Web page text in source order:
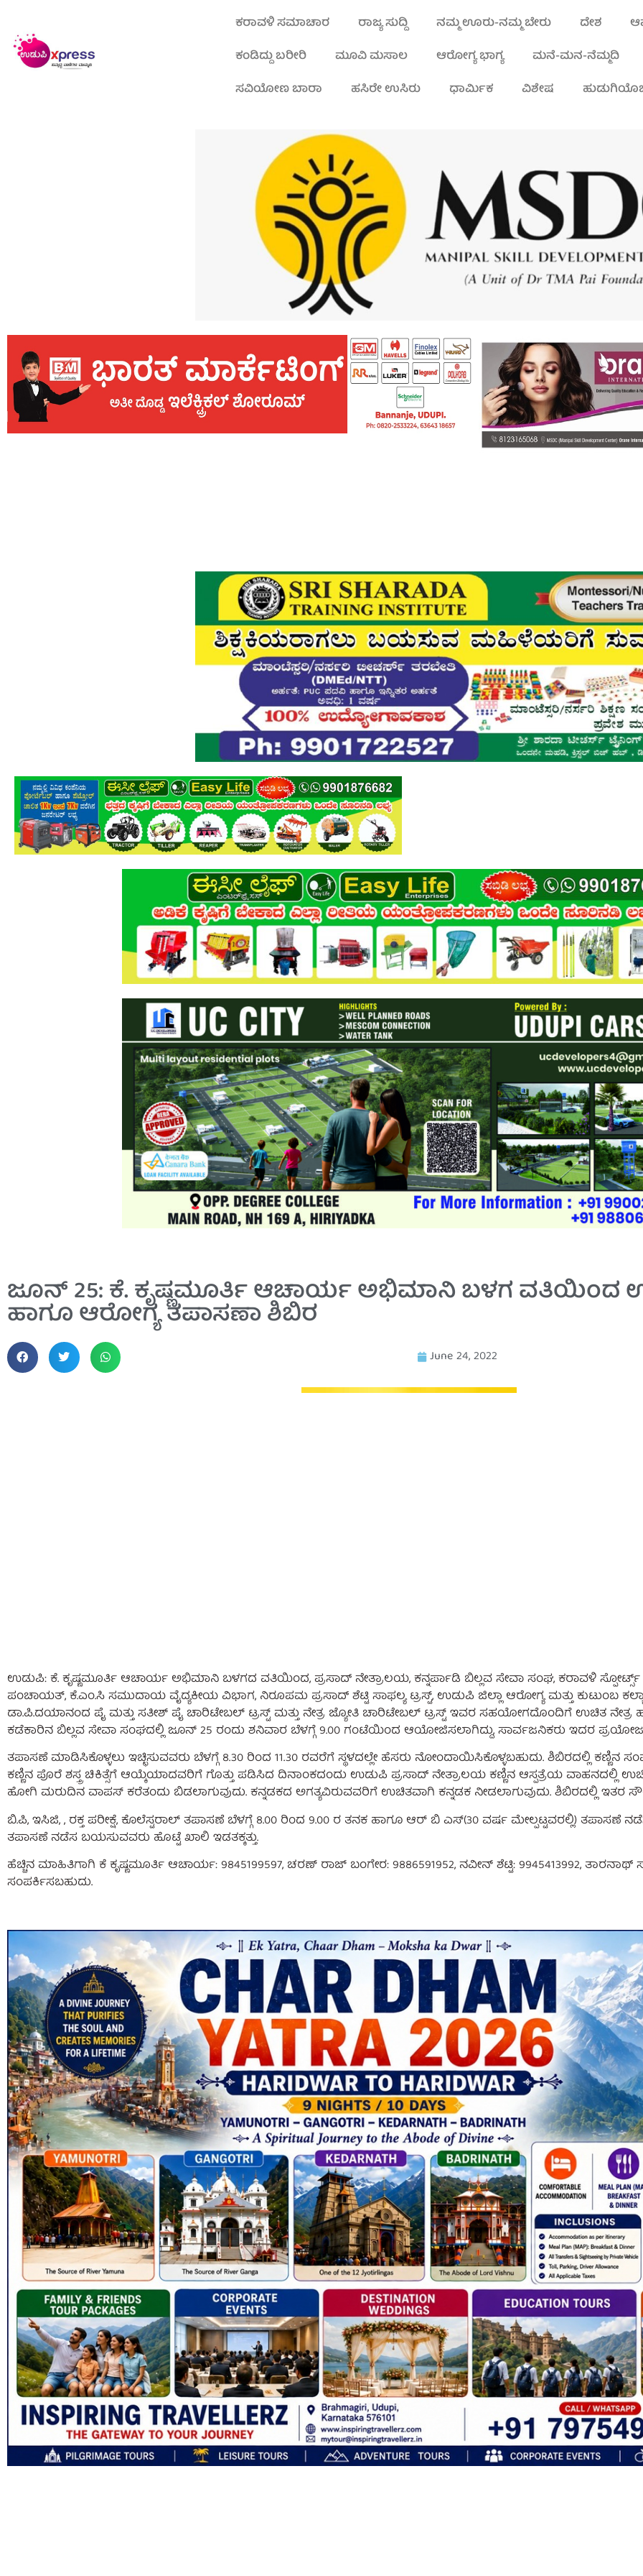
ಕರಾವಳಿ ಸಮಾಚಾರ ರಾಜ್ಯ ಸುದ್ದಿ ನಮ್ಮ ಊರು-ನಮ್ಮ ಬೇರು ದೇಶ
ಕಂಡಿದ್ದು ಬರೀರಿ
ಮೂವಿ ಮಸಾಲ ಆರೋಗ್ಯ ಭಾಗ್ಯ ಮನೆ-ಮನ-ನೆಮ್ಮದಿ
ಸವಿಯೋಣ ಬಾರಾ
ಹಸಿರೇ ಉಸಿರು ಧಾರ್ಮಿಕ ವಿಶೇಷ
ಜೂನ್ 25: ಕೆ. ಕೃಷ್ಣಮೂರ್ತಿ ಆಚಾರ್ಯ ಅಭಿಮಾನಿ ಬಳಗ ವತಿಯಿಂದ
ಹಾಗೂ ಆರೋಗ್ಯ ತಪಾಸಣಾ ಶಿಬಿರ
June 24, 2022
ಉಡುಪಿ: ಕೆ. ಕೃಷ್ಣಮೂರ್ತಿ ಆಚಾರ್ಯ ಅಭಿಮಾನಿ ಬಳಗದ ವತಿಯಿಂದ, ಪ್ರಸಾದ್ ನೇತ್ರಾಲಯ, ಕನ್ನರ್ಪಾಡಿ ಬಿಲ್ಲವ ಸೇವಾ ಸಂಘ, ಕರಾವಳಿ ಸ್ಪೋರ್ಟ್ಸ್
ಪಂಚಾಯತ್, ಕೆ.ಎಂ.ಸಿ ಸಮುದಾಯ ವೈದ್ಯಕೀಯ ವಿಭಾಗ, ನಿರೂಪಮ ಪ್ರಸಾದ್ ಶೆಟ್ಟಿ ಸಾಫಲ್ಯ ಟ್ರಸ್ಟ್, ಉಡುಪಿ ಜಿಲ್ಲಾ ಆರೋಗ್ಯ ಮತ್ತು ಕುಟುಂಬ
ಡಾ.ಪಿ.ದಯಾನಂದ ಪೈ ಮತ್ತು ಸತೀಶ್ ಪೈ ಚಾರಿಟೇಬಲ್ ಟ್ರಸ್ಟ್ ಮತ್ತು ನೇತ್ರ ಜ್ಯೋತಿ ಚಾರಿಟೇಬಲ್ ಟ್ರಸ್ಟ್ ಇವರ ಸಹಯೋಗದೊಂದಿಗೆ ಉಚಿತ ನೇತ್ರ
ಕಡೆಕಾರಿನ ಬಿಲ್ಲವ ಸೇವಾ ಸಂಘದಲ್ಲಿ ಜೂನ್ 25 ರಂದು ಶನಿವಾರ ಬೆಳಗ್ಗೆ 9.00 ಗಂಟೆಯಿಂದ ಆಯೋಜಿಸಲಾಗಿದ್ದು, ಸಾರ್ವಜನಿಕರು ಇದರ
ತಪಾಸಣೆ ಮಾಡಿಸಿಕೊಳ್ಳಲು ಇಚ್ಛಿಸುವವರು ಬೆಳಗ್ಗೆ 8.30 ರಿಂದ 11.30 ರವರೆಗೆ ಸ್ಥಳದಲ್ಲೇ ಹೆಸರು ನೋಂದಾಯಿಸಿಕೊಳ್ಳಬಹುದು. ಶಿಬಿರದಲ್ಲಿ ಕಣ್ಣಿನ
ಕಣ್ಣಿನ ಪೊರೆ ಶಸ್ತ್ರ ಚಿಕಿತ್ಸೆಗೆ ಆಯ್ಕೆಯಾದವರಿಗೆ ಗೊತ್ತು ಪಡಿಸಿದ ದಿನಾಂಕದಂದು ಉಡುಪಿ ಪ್ರಸಾದ್ ನೇತ್ರಾಲಯ ಕಣ್ಣಿನ ಆಸ್ಪತ್ರೆಯ ವಾಹನದಲ್ಲಿ
ಹೋಗಿ ಮರುದಿನ ವಾಪಸ್ ಕರೆತಂದು ಬಿಡಲಾಗುವುದು. ಕನ್ನಡಕದ ಅಗತ್ಯವಿರುವವರಿಗೆ ಉಚಿತವಾಗಿ ಕನ್ನಡಕ ನೀಡಲಾಗುವುದು. ಶಿಬಿರದಲ್ಲಿ
ಬಿ.ಪಿ, ಇಸಿಜಿ, , ರಕ್ತ ಪರೀಕ್ಷೆ, ಕೊಲೆಸ್ಟರಾಲ್ ತಪಾಸಣೆ ಬೆಳಗ್ಗೆ 8.00 ರಿಂದ 9.00 ರ ತನಕ ಹಾಗೂ ಆರ್ ಬಿ ಎಸ್(30 ವರ್ಷ ಮೇಲ್ಪಟ್ಟವರಲ್ಲಿ) ತಪಾಸಣೆ
ತಪಾಸಣೆ ನಡೆಸ ಬಯಸುವವರು ಹೊಟ್ಟೆ ಖಾಲಿ ಇಡತಕ್ಕತ್ತು.
ಹೆಚ್ಚಿನ ಮಾಹಿತಿಗಾಗಿ ಕೆ ಕೃಷ್ಣಮೂರ್ತಿ ಆಚಾರ್ಯ: 9845199597, ಚರಣ್ ರಾಜ್ ಬಂಗೇರ: 9886591952, ನವೀನ್ ಶೆಟ್ಟಿ: 9945413992, ತಾರನಾಥ್
ಸಂಪರ್ಕಿಸಬಹುದು.